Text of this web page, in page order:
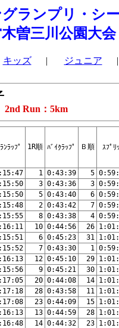
ランプリ・シ
曽三川公園大会
キッズ | ジュニア
2nd Run：5km
ﾝﾗｯﾌﾟ 1R順 ﾊﾞｲｸﾗｯﾌﾟ Ｂ順 ｽﾌﾟﾘ
1 0:43:39 5
3 0:43:36 3
5 0:43:40 6
2 0:43:42 7
8 0:43:38 4
10 0:44:56 26
6 0:45:23 31
7 0:43:30 1
12 0:45:10 29
9 0:45:21 30
20 0:44:08 14
28 0:43:58 11
23 0:44:09 15
13 0:44:59 28
14 0:44:32 23